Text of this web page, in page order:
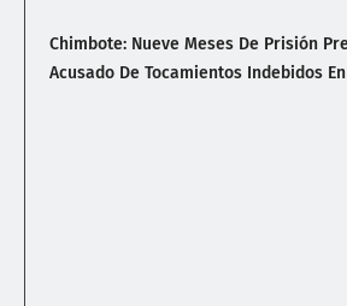
Chimbote: Nueve Meses De Prisión
Acusado De Tocamientos Indebidos